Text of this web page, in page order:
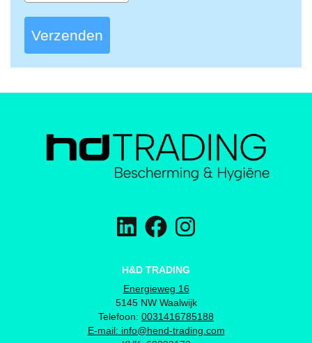
Verzenden
H&D TRADING
Energieweg 16
5145 NW Waalwijk
Telefoon: 0031416785188
E-mail: info@hend-trading.com